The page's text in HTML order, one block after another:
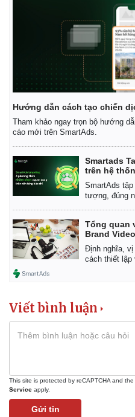
Kinh tế
Bất động sản
Khởi nghiệp
Hướng dẫn cách tạo chiến
Tham khảo ngay trọn bộ hướng
cáo mới trên SmartAds.
Smartads
trên hệ
SmartAds
tượng, đúng
Tổng quan
Brand
Định nghĩa, vị
cách thiết lập
Viết bình luận
This site is protected by reCAPTCHA and the
Service apply.
Gửi tin